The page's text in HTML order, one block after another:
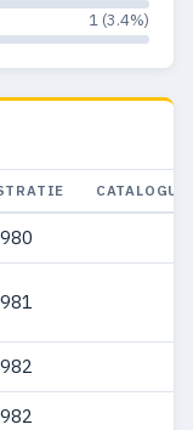
1 (3.4%)